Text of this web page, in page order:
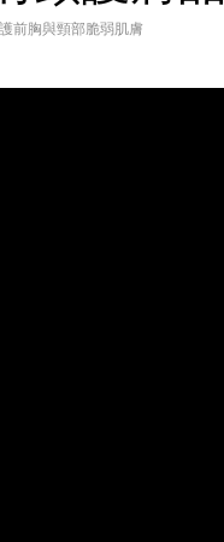
前胸與頸部脆弱肌膚